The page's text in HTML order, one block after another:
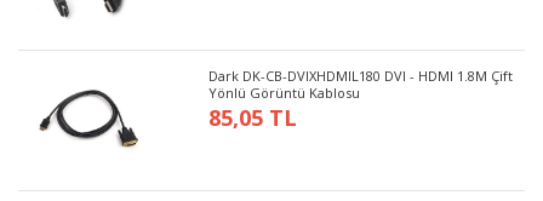
Dark DK-CB-DVIXHDMIL180 DVI - HDMI 1.8M Çift
Yönlü Görüntü Kablosu
85,05 TL